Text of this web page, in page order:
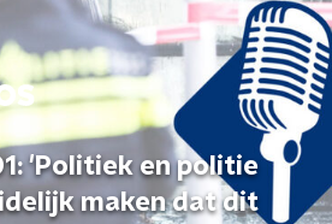
'Politiek en politie
maken dat dit